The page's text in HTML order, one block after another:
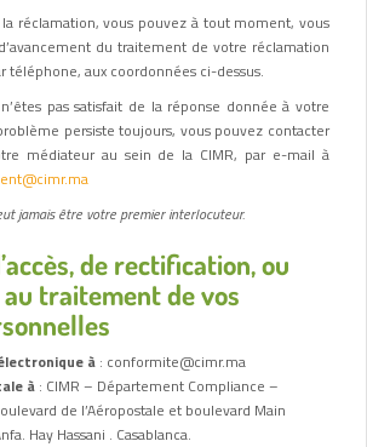
réclamation, vous pouvez à tout moment, vous
du traitement de votre réclamation
téléphone, aux coordonnées ci-dessus.
pas satisfait de la réponse donnée à votre
persiste toujours, vous pouvez contacter
médiateur au sein de la CIMR, par e-mail à
jamais être votre premier interlocuteur.
de rectification, ou
au traitement de vos
à : conformite@cimr.ma
à : CIMR – Département Compliance –
de l’Aéropostale et boulevard Main
Hay Hassani . Casablanca.